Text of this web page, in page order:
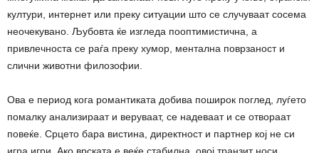
култури, интернет или преку ситуации што се случуваат сосема
неочекувано. Љубовта ќе изгледа пооптимистична, а
привлечноста се раѓа преку хумор, ментална поврзаност и
слични животни филозофии.
Ова е период кога романтиката добива поширок поглед, луѓето
помалку анализираат и веруваат, се надеваат и се отвораат
повеќе. Срцето бара вистина, директност и партнер кој не си